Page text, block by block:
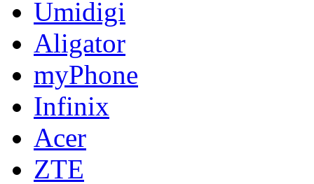
Umidigi
Aligator
myPhone
Infinix
Acer
ZTE